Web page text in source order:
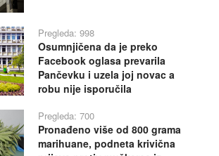
Pregleda: 998
Osumnjičena da je preko
Facebook oglasa prevarila
Pančevku i uzela joj novac a
robu nije isporučila
Pregleda: 700
Pronađeno više od 800 grama
marihuane, podneta krivična